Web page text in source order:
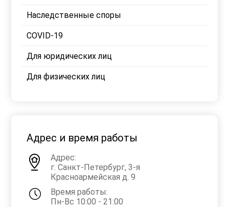
Наследственные споры
COVID-19
Для юридических лиц
Для физических лиц
Адрес и время работы
Адрес:
г. Санкт-Петербург, 3-я
Красноармейская д. 9
Время работы:
Пн-Вс 10:00 - 21:00